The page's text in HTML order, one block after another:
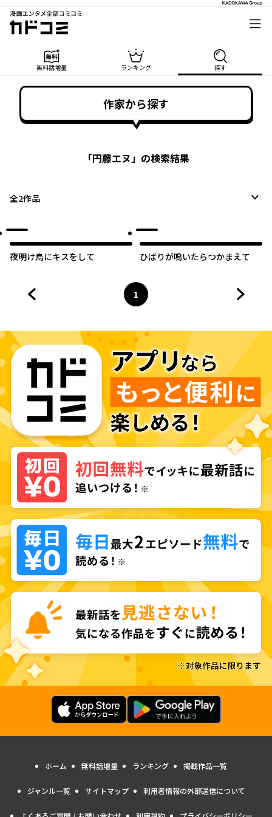
漫画エンタメ全部コミコミ
カドコミ
無料話増量 ランキング 探す
作家から探す
「円藤エヌ」の検索結果
全2作品
夜明け烏にキスをして ひばりが鳴いたらつかまえて
ページ
1
へ
ホーム 無料話増量 ランキング 掲載作品一覧
ジャンル一覧 サイトマップ 利用者情報の外部送信について